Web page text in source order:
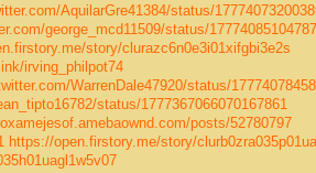
AquilarGre41384/status/
george_mcd11509/status/
story/clurazc6n0e3i01xifgbi3e2s
irving_philpot74
WarrenDale47920/status/
status/1777367066070167861
posts/52780797
https://open.firstory.me/story/